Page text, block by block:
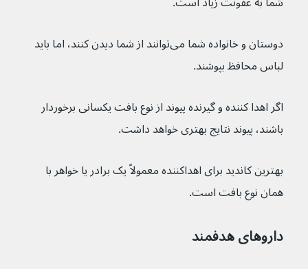
دوستان و خانواده شما می‌توانند از شما دیدن کنند، اما باید
لباس محافظ بپوشند.
اگر اهدا کننده و گیرنده پیوند از نوع بافت یکسانی برخوردار
باشند، پیوند نتایج بهتری خواهد داشت.
بهترین کاندید برای اهداکننده معمولاً یک برادر یا خواهر با
همان نوع بافت است.
داروهای هدفمند